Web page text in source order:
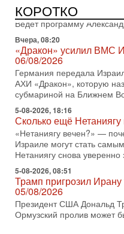
КОРОТКО
ЦАХАЛа в отставке,
Ведет программу
Вчера, 08:20
«Дракон» усилил ВМС
06/08/2026
Германия передала
АХИ «Дракон», которую
субмариной на Ближнем
5-08-2026, 18:16
Сколько ещё
«Нетаниягу вечен?» —
Израиле могут стать
Нетаниягу снова
5-08-2026, 08:51
Трамп пригрозил
05/08/2026
Президент США Дональд
Ормузский пролив может
его словам, если этого не